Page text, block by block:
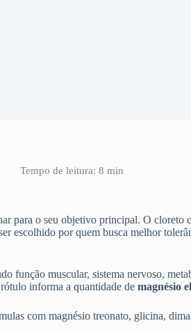
para o seu objetivo principal. O cloreto
escolhido por quem busca melhor
função muscular, sistema nervoso,
informa a quantidade de magnésio
com magnésio treonato, glicina,